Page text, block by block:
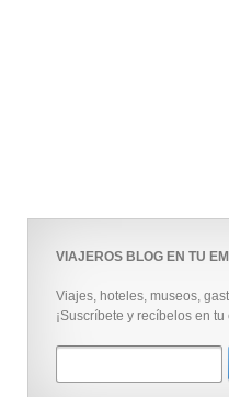
VIAJEROS BLOG EN TU
Viajes, hoteles, museos,
¡Suscríbete y recíbelos en tu